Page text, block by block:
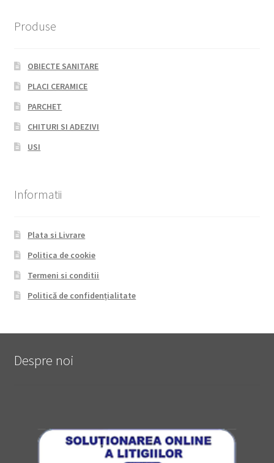
Produse
OBIECTE SANITARE
PLACI CERAMICE
PARCHET
CHITURI SI ADEZIVI
USI
Informatii
Plata si Livrare
Politica de cookie
Termeni si conditii
Politică de confidențialitate
Despre noi